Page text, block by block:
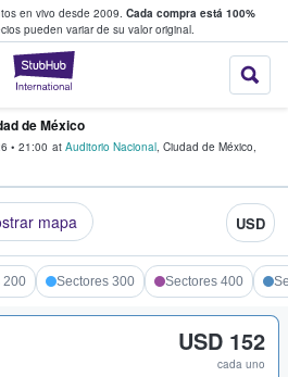
en vivo desde 2009. Cada compra está 100%
pueden variar de su valor original.
StubHub: donde
venden boletos
de México
• 21:00 at Auditorio Nacional, Ciudad de México,
mapa USD
200 Sectores 300 Sectores 400
USD 152
cada uno